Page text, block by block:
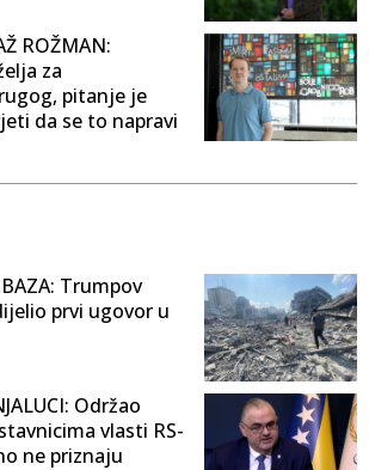
ROŽMAN:
za
pitanje je
da se to napravi
BAZA: Trumpov
prvi ugovor u
Održao
vlasti RS-
ne priznaju